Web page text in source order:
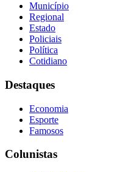
Município
Regional
Estado
Policiais
Política
Cotidiano
Destaques
Economia
Esporte
Famosos
Colunistas